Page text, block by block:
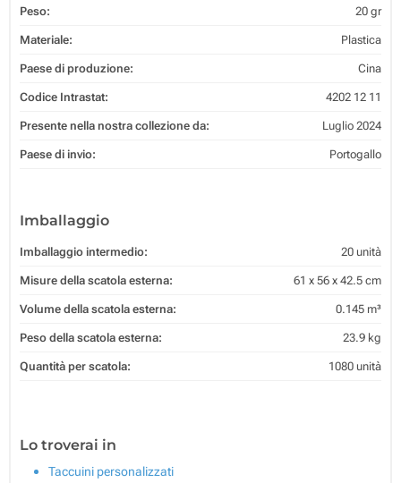
Peso: 20 gr
Materiale: Plastica
Paese di produzione: Cina
Codice Intrastat: 4202 12 11
Presente nella nostra collezione da: Luglio 2024
Paese di invio: Portogallo
Imballaggio
Imballaggio intermedio: 20 unità
Misure della scatola esterna: 61 x 56 x 42.5 cm
Volume della scatola esterna: 0.145 m³
Peso della scatola esterna: 23.9 kg
Quantità per scatola: 1080 unità
Lo troverai in
Taccuini personalizzati